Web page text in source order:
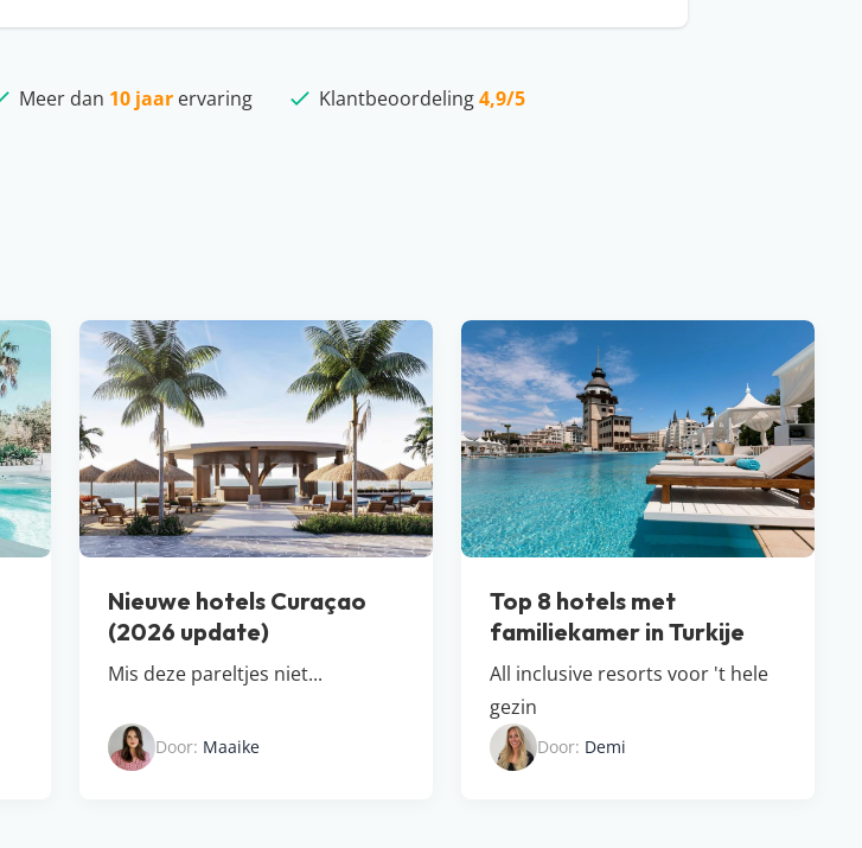
Meer dan 10 jaarervaring Klantbeoordeling4,9/5
Nieuwe hotels Curaçao
(2026 update)
Mis deze pareltjes niet...
Door: Maaike
Top 8 hotels met
familiekamer in Turkije
All inclusive resorts voor 't hele
gezin
Door: Demi